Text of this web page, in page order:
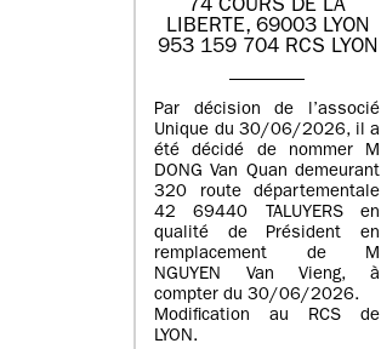
74 COURS DE LA
LIBERTE, 69003 LYON
953 159 704 RCS LYON
Par décision de l’associé
Unique du 30/06/2026, il a
été décidé de nommer M
DONG Van Quan demeurant
320 route départementale
42 69440 TALUYERS en
qualité de Président en
remplacement de M
NGUYEN Van Vieng, à
compter du 30/06/2026.
Modification au RCS de
LYON.